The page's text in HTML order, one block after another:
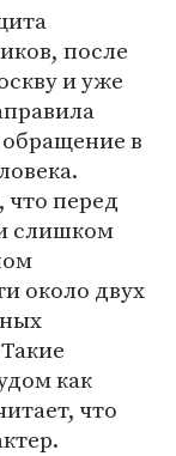
после
и уже
в
что перед
слишком
около двух
как
что